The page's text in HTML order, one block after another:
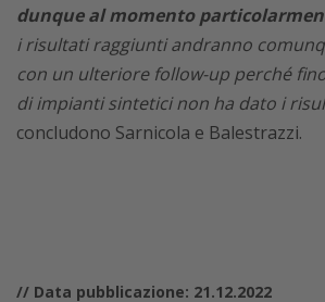
dunque al momento
i risultati raggiunti andranno
con un ulteriore follow-up perché
di impianti sintetici non ha dato i
concludono Sarnicola e Balestrazzi.
// Data pubblicazione: 21.12.2022